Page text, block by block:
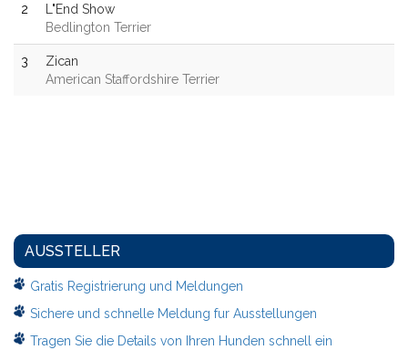
2
L"End Show
Bedlington Terrier
3
Zican
American Staffordshire Terrier
AUSSTELLER
Gratis Registrierung und Meldungen
Sichere und schnelle Meldung fur Ausstellungen
Tragen Sie die Details von Ihren Hunden schnell ein